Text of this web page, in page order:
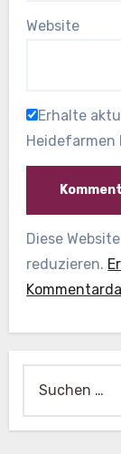
Website
Erhalte
Heidefarmen
Diese
reduzieren.
nach: